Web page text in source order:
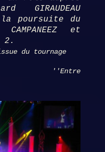
GIRAUDEAU
poursuite du
et
2.
du tournage